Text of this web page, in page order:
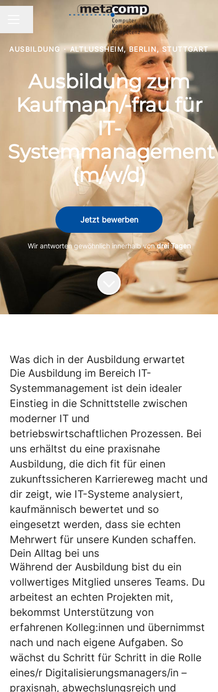
AUSBILDUNG · ALTLUSSHEIM, BERLIN, STUTTGART
Ausbildung zum
Kaufmann/-frau für
IT-
Systemmanagement
(m/w/d)
Jetzt bewerben
Wir antworten gewöhnlich innerhalb vondrei Tagen
Was dich in der Ausbildung erwartet
Die Ausbildung im Bereich IT-
Systemmanagement ist dein idealer
Einstieg in die Schnittstelle zwischen
moderner IT und
betriebswirtschaftlichen Prozessen. Bei
uns erhältst du eine praxisnahe
Ausbildung, die dich fit für einen
zukunftssicheren Karriereweg macht und
dir zeigt, wie IT-Systeme analysiert,
kaufmännisch bewertet und so
eingesetzt werden, dass sie echten
Mehrwert für unsere Kunden schaffen.
Dein Alltag bei uns
Während der Ausbildung bist du ein
vollwertiges Mitglied unseres Teams. Du
arbeitest an echten Projekten mit,
bekommst Unterstützung von
erfahrenen Kolleg:innen und übernimmst
nach und nach eigene Aufgaben. So
wächst du Schritt für Schritt in die Rolle
eines/r Digitalisierungsmanagers/in –
praxisnah, abwechslungsreich und